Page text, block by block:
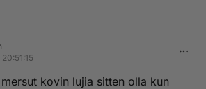
kovin lujia sitten olla kun